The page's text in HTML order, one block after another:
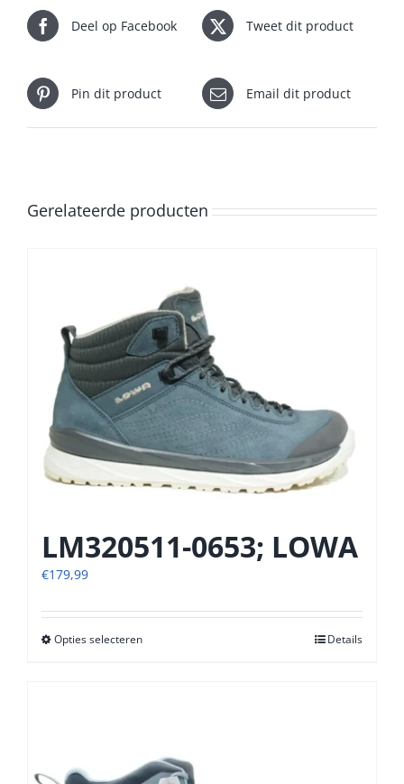
Deel op Facebook Tweet dit product
Pin dit product Email dit product
Gerelateerde producten
LM320511-0653; LOWA
€179,99
Opties selecterenDit
optie
kan
Details